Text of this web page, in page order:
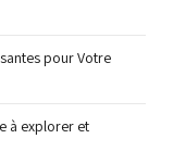
pour Votre
à explorer et